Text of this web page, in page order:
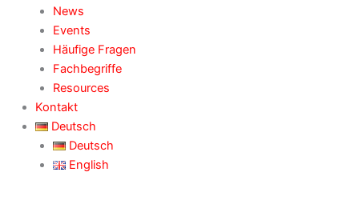
News
Events
Häufige Fragen
Fachbegriffe
Resources
Kontakt
Deutsch
Deutsch
English